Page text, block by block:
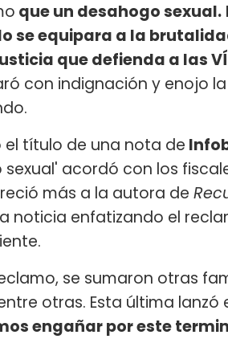
que un desahogo sexual.
se equipara a la
que defienda a las
con indignación y enojo la
título de una nota de
acordó con los
más a la autora de
noticia enfatizando el
se sumaron otras
otras. Esta última lanzó
engañar por este